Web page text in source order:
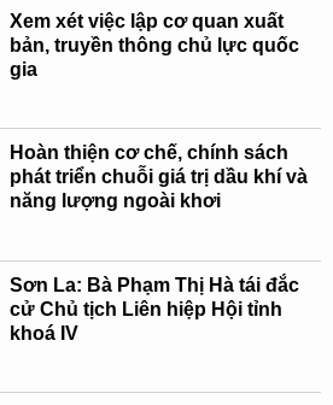
Xem xét việc lập cơ quan xuất
bản, truyền thông chủ lực quốc
gia
Hoàn thiện cơ chế, chính sách
phát triển chuỗi giá trị dầu khí và
năng lượng ngoài khơi
Sơn La: Bà Phạm Thị Hà tái đắc
cử Chủ tịch Liên hiệp Hội tỉnh
khoá IV